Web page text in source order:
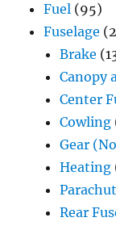
Fuel (95)
Fuselage
Brake
Canopy
Center
Cowling
Gear
Heating
Rear